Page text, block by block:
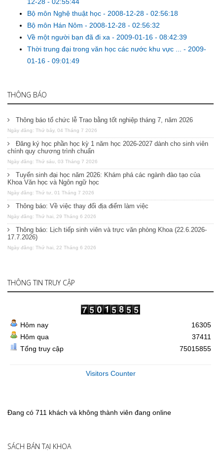
12-28 - 02:55:44
Bộ môn Nghệ thuật học - 2008-12-28 - 02:56:18
Bộ môn Hán Nôm - 2008-12-28 - 02:56:32
Về một người bạn đã đi xa - 2009-01-16 - 08:42:39
Thời trung đại trong văn học các nước khu vực ... - 2009-
01-16 - 09:01:49
THÔNG BÁO
Thông báo tổ chức lễ Trao bằng tốt nghiệp tháng 7, năm 2026
Ngày đăng: Thứ bảy, 04 Tháng 7 2026
Đăng ký học phần học kỳ 1 năm học 2026-2027 dành cho sinh viên
chính quy chương trình chuẩn
Ngày đăng: Thứ sáu, 03 Tháng 7 2026
Tuyển sinh đại học năm 2026: Khám phá các ngành đào tạo của
Khoa Văn học và Ngôn ngữ học
Ngày đăng: Thứ tư, 01 Tháng 7 2026
Thông báo: Về việc thay đổi địa điểm làm việc
Ngày đăng: Thứ hai, 29 Tháng 6 2026
Thông báo: Lịch tiếp sinh viên và trực văn phòng Khoa (22.6.2026-
17.7.2026)
Ngày đăng: Thứ hai, 22 Tháng 6 2026
THÔNG TIN TRUY CẬP
Hôm nay
Hôm qua
Tổng truy cập
16305
37411
75015855
Visitors Counter
Đang có 711 khách và không thành viên đang online
SÁCH BÁN TẠI KHOA